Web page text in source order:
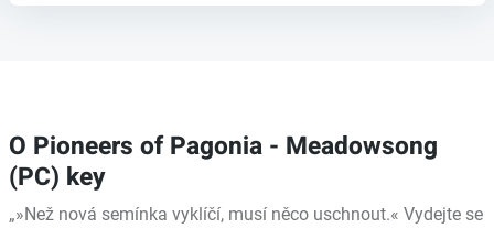
O Pioneers of Pagonia - Meadowsong
(PC) key
„»Než nová semínka vyklíčí, musí něco uschnout.« Vydejte se